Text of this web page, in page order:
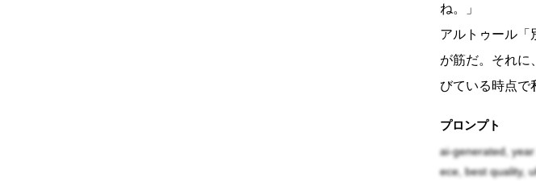
ね。」
アルトゥール「
が筋だ。それに
びている時点で
カルロス「貴
プロンプト
ai-generated,
ece, best quality,